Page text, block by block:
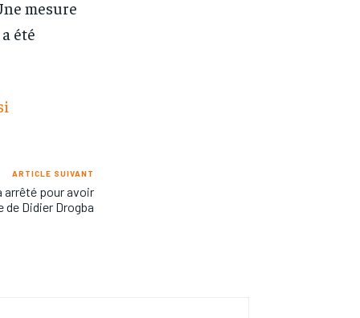
mesure
été
ARTICLE SUIVANT
arrêté pour avoir
de Didier Drogba